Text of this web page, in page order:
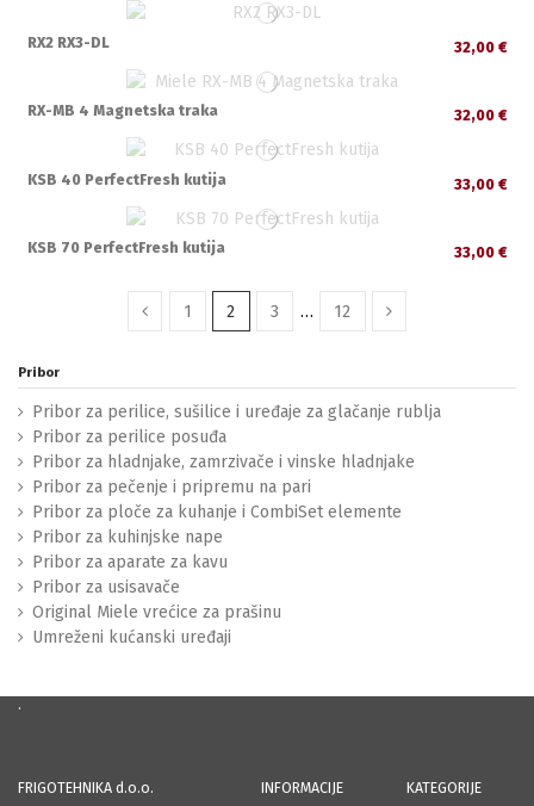
RX2 RX3-DL 32,00 €
RX-MB 4 Magnetska traka 32,00 €
KSB 40 PerfectFresh kutija 33,00 €
KSB 70 PerfectFresh kutija 33,00 €
1 2 3 … 12
Pribor
Pribor za perilice, sušilice i uređaje za glačanje rublja
Pribor za perilice posuđa
Pribor za hladnjake, zamrzivače i vinske hladnjake
Pribor za pečenje i pripremu na pari
Pribor za ploče za kuhanje i CombiSet elemente
Pribor za kuhinjske nape
Pribor za aparate za kavu
Pribor za usisavače
Original Miele vrećice za prašinu
Umreženi kućanski uređaji
.
FRIGOTEHNIKA d.o.o. INFORMACIJE KATEGORIJE